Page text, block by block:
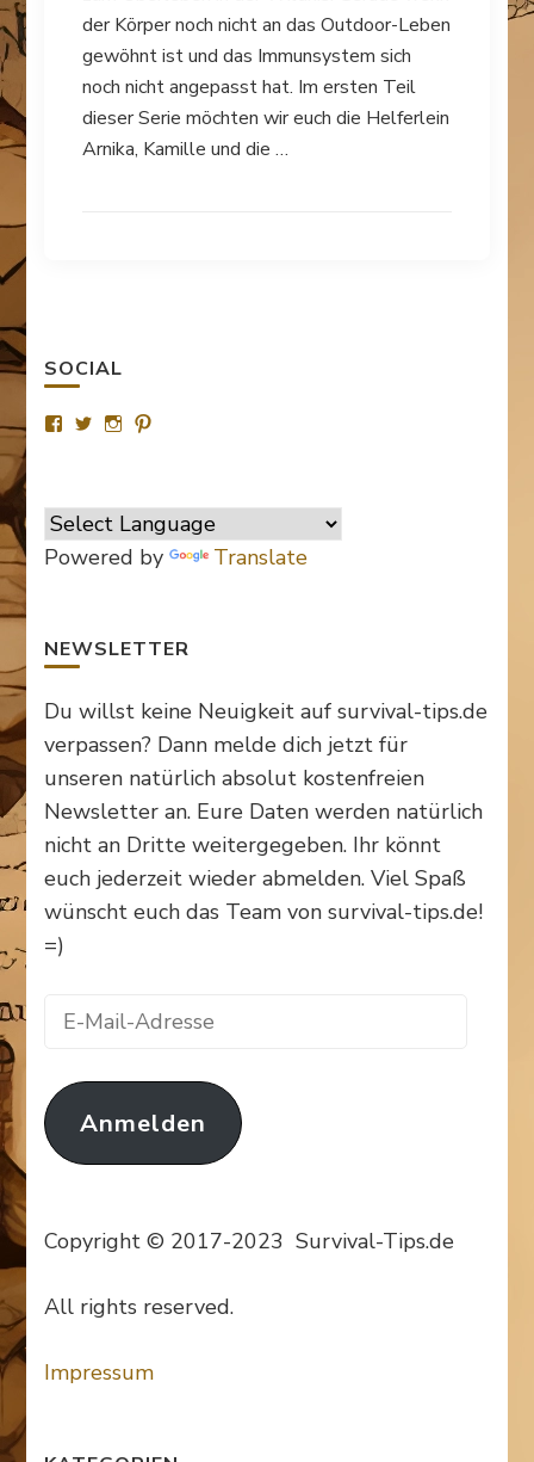
der Körper noch nicht an das Outdoor-Leben
gewöhnt ist und das Immunsystem sich
noch nicht angepasst hat. Im ersten Teil
dieser Serie möchten wir euch die Helferlein
Arnika, Kamille und die …
SOCIAL
Profil
anzeigen
Profil
anzeigen
Profil
anzeigen
Pinterest
anzeigen
Powered by Translate
NEWSLETTER
Du willst keine Neuigkeit auf survival-tips.de
verpassen? Dann melde dich jetzt für
unseren natürlich absolut kostenfreien
Newsletter an. Eure Daten werden natürlich
nicht an Dritte weitergegeben. Ihr könnt
euch jederzeit wieder abmelden. Viel Spaß
wünscht euch das Team von survival-tips.de!
=)
E-
Adresse
Anmelden
Copyright © 2017-2023 Survival-Tips.de
All rights reserved.
Impressum